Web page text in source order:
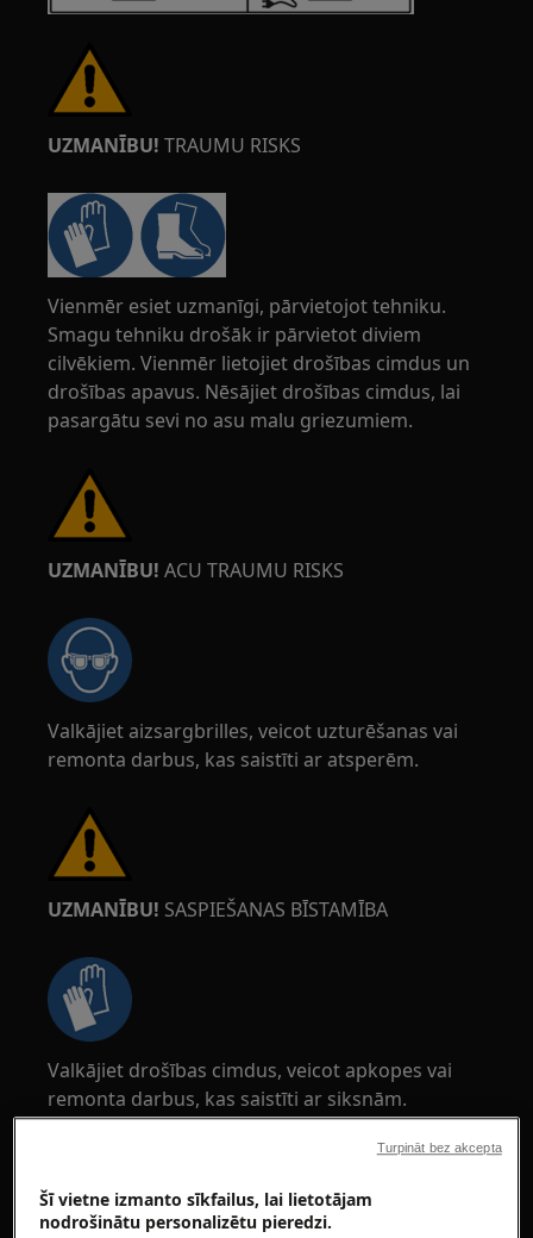
UZMANĪBU! TRAUMU RISKS
Vienmēr esiet uzmanīgi, pārvietojot tehniku.
Smagu tehniku drošāk ir pārvietot diviem
cilvēkiem. Vienmēr lietojiet drošības cimdus un
drošības apavus. Nēsājiet drošības cimdus, lai
pasargātu sevi no asu malu griezumiem.
UZMANĪBU! ACU TRAUMU RISKS
Valkājiet aizsargbrilles, veicot uzturēšanas vai
remonta darbus, kas saistīti ar atsperēm.
UZMANĪBU! SASPIEŠANAS BĪSTAMĪBA
Valkājiet drošības cimdus, veicot apkopes vai
remonta darbus, kas saistīti ar siksnām.
Šī vietne izmanto sīkfailus, lai lietotājam
nodrošinātu personalizētu pieredzi.
Turpināt bez akcepta